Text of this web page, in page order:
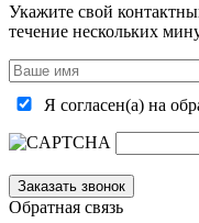
Укажите свой
течение нескольких
Я согласен(а) на
Обратная связь